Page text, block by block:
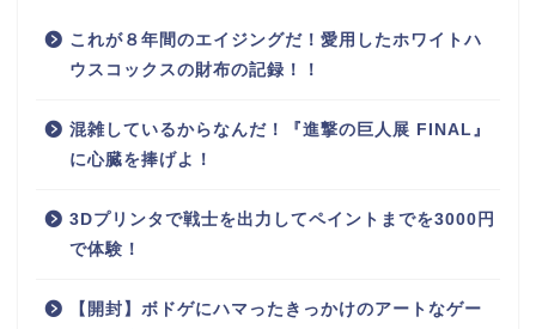
これが８年間のエイジングだ！愛用したホワイトハ
ウスコックスの財布の記録！！
混雑しているからなんだ！『進撃の巨人展 FINAL』
に心臓を捧げよ！
3Dプリンタで戦士を出力してペイントまでを3000円
で体験！
【開封】ボドゲにハマったきっかけのアートなゲー